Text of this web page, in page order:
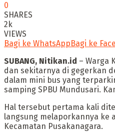
0
SHARES
2k
VIEWS
Bagi ke WhatsApp Bagi ke
SUBANG, Nitikan.id – Warga
dan sekitarnya di gegerkan
dalam mini bus yang
samping SPBU Mundusari.
Hal tersebut pertama kali
langsung melaporkannya ke
Kecamatan Pusakanagara.